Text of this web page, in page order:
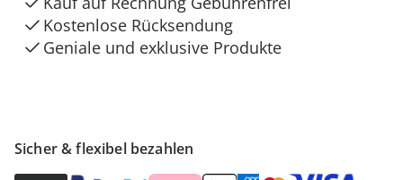
Sicher & flexibel bezahlen
Kostenlose Rücksendung
Geniale und exklusive Produkte